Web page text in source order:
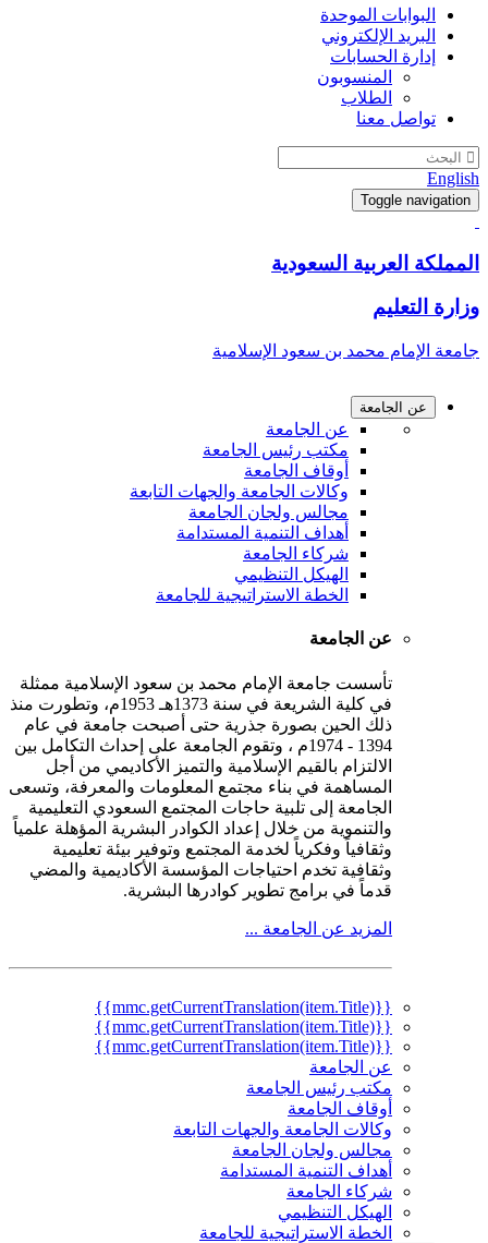
البوابات الموحدة
البريد الإلكتروني
إدارة الحسابات
المنسوبون
الطلاب
تواصل معنا
English
Toggle navigation
المملكة العربية السعودية
وزارة التعليم
جامعة الإمام محمد بن سعود الإسلامية
عن الجامعة
عن الجامعة
مكتب رئيس الجامعة
أوقاف الجامعة
وكالات الجامعة والجهات التابعة
مجالس ولجان الجامعة
أهداف التنمية المستدامة
شركاء الجامعة
الهيكل التنظيمي
الخطة الاستراتيجية للجامعة
عن الجامعة
تأسست جامعة الإمام محمد بن سعود الإسلامية ممثلة
في كلية الشريعة في سنة 1373هـ 1953م، وتطورت منذ
ذلك الحين بصورة جذرية حتى أصبحت جامعة في عام
1394 - 1974م ، وتقوم الجامعة على إحداث التكامل بين
الالتزام بالقيم الإسلامية والتميز الأكاديمي من أجل
المساهمة في بناء مجتمع المعلومات والمعرفة، وتسعى
الجامعة إلى تلبية حاجات المجتمع السعودي التعليمية
والتنموية من خلال إعداد الكوادر البشرية المؤهلة علمياً
وثقافياً وفكرياً لخدمة المجتمع وتوفير بيئة تعليمية
وثقافية تخدم احتياجات المؤسسة الأكاديمية والمضي
قدماً في برامج تطوير كوادرها البشرية.
المزيد عن الجامعة ...
{{mmc.getCurrentTranslation(item.Title)}}
{{mmc.getCurrentTranslation(item.Title)}}
{{mmc.getCurrentTranslation(item.Title)}}
عن الجامعة
مكتب رئيس الجامعة
أوقاف الجامعة
وكالات الجامعة والجهات التابعة
مجالس ولجان الجامعة
أهداف التنمية المستدامة
شركاء الجامعة
الهيكل التنظيمي
الخطة الاستراتيجية للجامعة